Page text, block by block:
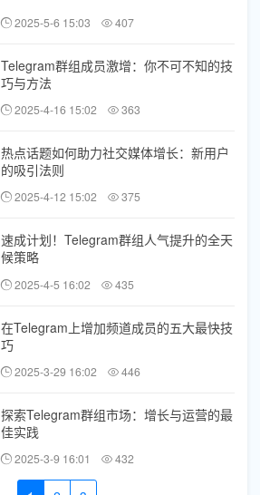
2025-5-6 15:03 407
Telegram群组成员激增：你不可不知的技
巧与方法
2025-4-16 15:02 363
热点话题如何助力社交媒体增长：新用户
的吸引法则
2025-4-12 15:02 375
速成计划！Telegram群组人气提升的全天
候策略
2025-4-5 16:02 435
在Telegram上增加频道成员的五大最快技
巧
2025-3-29 16:02 446
探索Telegram群组市场：增长与运营的最
佳实践
2025-3-9 16:01 432